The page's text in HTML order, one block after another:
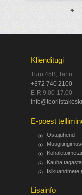
Klienditugi
Turu 45B, Tartu
+372 740 2100
E-R 9.00-17.00
E-poest
Ostujuhend
Kauba
Isikuandmete
Lisainfo